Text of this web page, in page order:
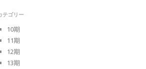
テゴリー
10期
11期
12期
13期